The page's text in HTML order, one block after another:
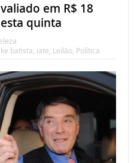
em R$ 18
quinta
batista, iate, Leilão, Política